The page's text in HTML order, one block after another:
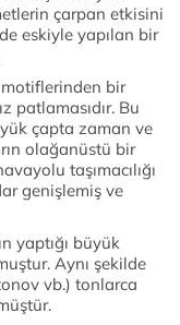
çarpan etkisini
eskiyle yapılan bir
bir
patlamasıdır. Bu
çapta zaman ve
olağanüstü bir
taşımacılığı
genişlemiş ve
yaptığı büyük
Aynı şekilde
vb.) tonlarca